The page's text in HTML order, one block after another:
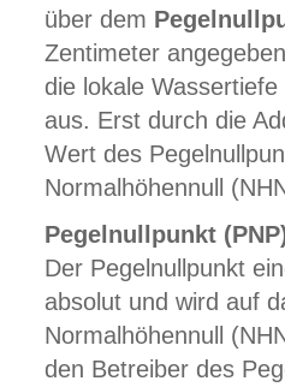
über dem
Zentimeter
die lokale
aus. Erst durch die
Wert des
Normalhöhennull
Pegelnullpunkt
Der Pegelnullpunkt
absolut und wird auf
Normalhöhennull
den Betreiber des